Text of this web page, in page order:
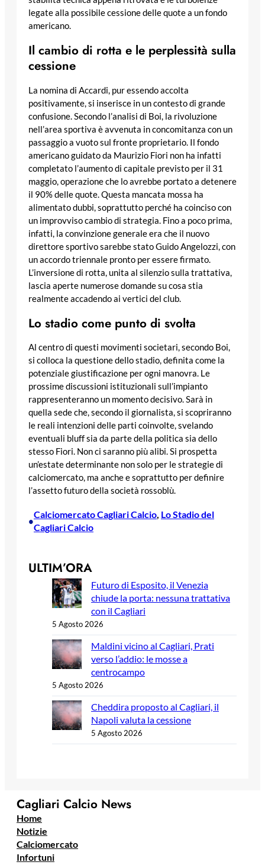
legate alla possibile cessione delle quote a un fondo
americano.
Il cambio di rotta e le perplessità sulla
cessione
La nomina di Accardi, pur essendo accolta
positivamente, si inserisce in un contesto di grande
confusione. Secondo l’analisi di Boi, la rivoluzione
nell’area sportiva è avvenuta in concomitanza con un
passaggio a vuoto sul fronte proprietario. Il fondo
americano guidato da Maurizio Fiori non ha infatti
completato l’aumento di capitale previsto per il 31
maggio, operazione che lo avrebbe portato a detenere
il 90% delle quote. Questa mancata mossa ha
alimentato dubbi, soprattutto perché ha coinciso con
un improvviso cambio di strategia. Fino a poco prima,
infatti, la convinzione generale era che il nuovo
direttore sportivo sarebbe stato Guido Angelozzi, con
un accordo triennale pronto per essere firmato.
L’inversione di rotta, unita al silenzio sulla trattativa,
lascia aperte numerose domande su cosa stia
realmente accadendo ai vertici del club.
Lo stadio come punto di svolta
Al centro di questi movimenti societari, secondo Boi,
si colloca la questione dello stadio, definita come la
potenziale giustificazione per ogni manovra. Le
prossime discussioni istituzionali sull’impianto
rappresenteranno un momento decisivo. Sarà in
quella sede che, secondo il giornalista, si scopriranno
le reali intenzioni delle parti coinvolte, svelando
eventuali bluff sia da parte della politica sia dello
stesso Fiori. Non ci saranno più alibi. Si prospetta
un’estate determinante non solo per le strategie di
calciomercato, ma anche e soprattutto per definire
l’assetto futuro della società rossoblù.
•
Calciomercato Cagliari Calcio, Lo Stadio del
Cagliari Calcio
ULTIM’ORA
Futuro di Esposito, il Venezia
chiude la porta: nessuna trattativa
con il Cagliari
5 Agosto 2026
Maldini vicino al Cagliari, Prati
verso l’addio: le mosse a
centrocampo
5 Agosto 2026
Cheddira proposto al Cagliari, il
Napoli valuta la cessione
5 Agosto 2026
Cagliari Calcio News
Home
Notizie
Calciomercato
Infortuni